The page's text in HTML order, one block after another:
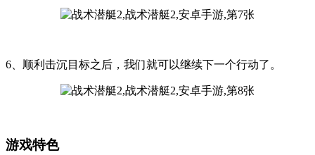
6、顺利击沉目标之后，我们就可以继续下一个行动了。
游戏特色